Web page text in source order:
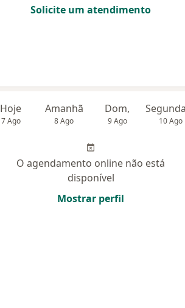
Solicite um atendimento
Hoje
7 Ago
Amanhã
8 Ago
Dom,
9 Ago 10 Ago
O agendamento online não está
disponível
Mostrar perfil